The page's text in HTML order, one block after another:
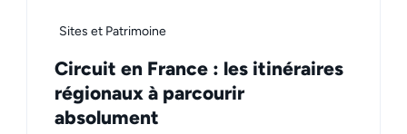
Sites et Patrimoine
Circuit en France : les itinéraires
régionaux à parcourir
absolument